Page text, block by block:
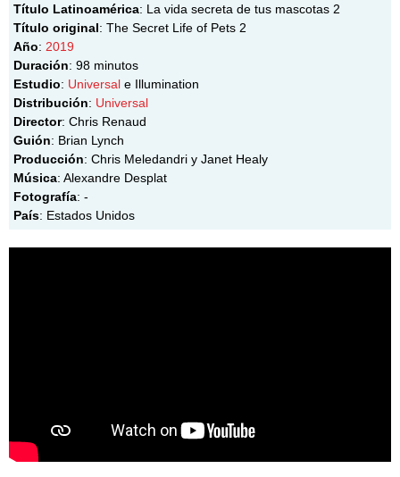
Título Latinoamérica: La vida secreta de tus mascotas 2
Título original: The Secret Life of Pets 2
Año: 2019
Duración: 98 minutos
Estudio: Universal e Illumination
Distribución: Universal
Director: Chris Renaud
Guión: Brian Lynch
Producción: Chris Meledandri y Janet Healy
Música: Alexandre Desplat
Fotografía: -
País: Estados Unidos